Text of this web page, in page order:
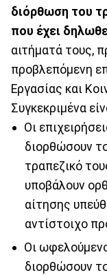
διόρθωση του
που έχει
αιτήματά τους,
προβλεπόμενη
Εργασίας και
Συγκεκριμένα
Οι
διορθώσουν
τραπεζικό
υποβάλουν
αίτησης
αντίστοιχο
Οι
διορθώσουν